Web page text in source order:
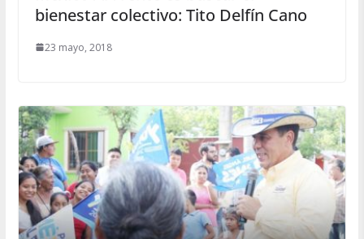
bienestar colectivo: Tito Delfín Cano
23 mayo, 2018